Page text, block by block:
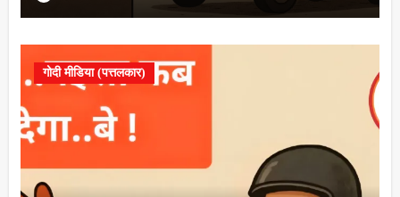
गोदी मीडिया (पत्तलकार)